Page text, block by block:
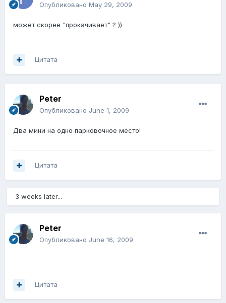
Опубликовано May 29, 2009
может скорее "прокачивает" ? ))
Цитата
Peter
Опубликовано June 1, 2009
Два мини на одно парковочное место!
Цитата
3 weeks later...
Peter
Опубликовано June 16, 2009
Цитата